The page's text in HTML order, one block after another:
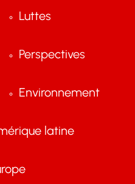
Luttes
Perspectives
Environnement
latine